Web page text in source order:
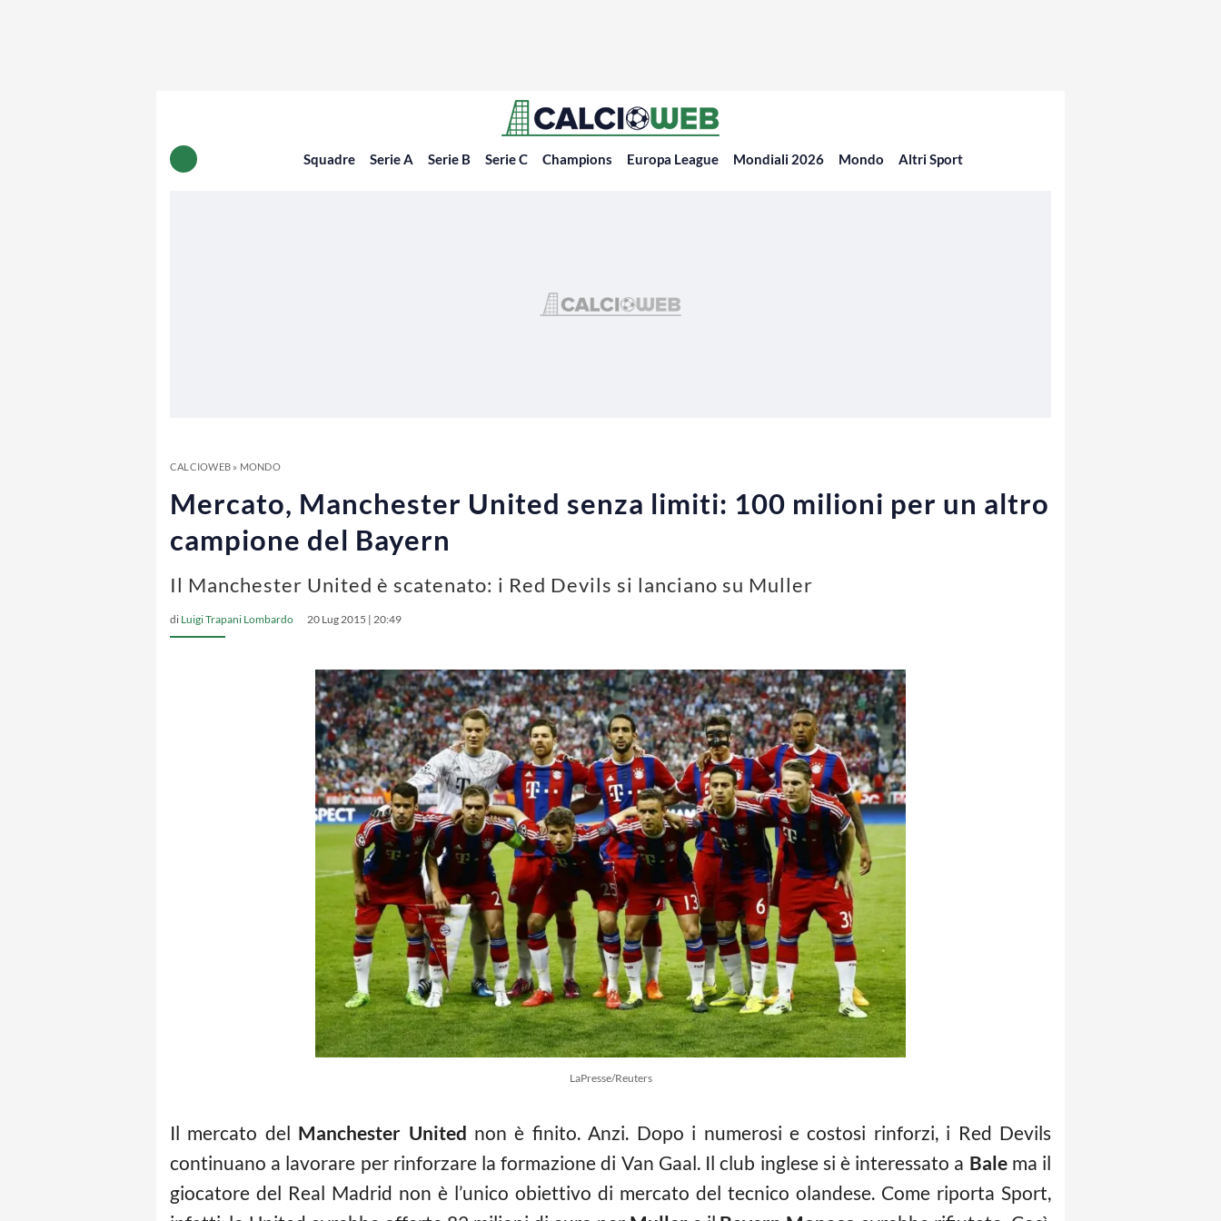
Squadre Serie A Serie B Serie C Champions Europa League Mondiali 2026 Mondo Altri Sport
CALCIOWEB» MONDO
Mercato, Manchester United senza limiti: 100 milioni per un altro
campione del Bayern
Il Manchester United è scatenato: i Red Devils si lanciano su Muller
di Luigi Trapani Lombardo 20 Lug 2015 | 20:49
LaPresse/Reuters
Il mercato del Manchester United non è finito. Anzi. Dopo i numerosi e costosi rinforzi, i Red Devils
continuano a lavorare per rinforzare la formazione di Van Gaal. Il club inglese si è interessato a Balema il
giocatore del Real Madrid non è l’unico obiettivo di mercato del tecnico olandese. Come riporta Sport,